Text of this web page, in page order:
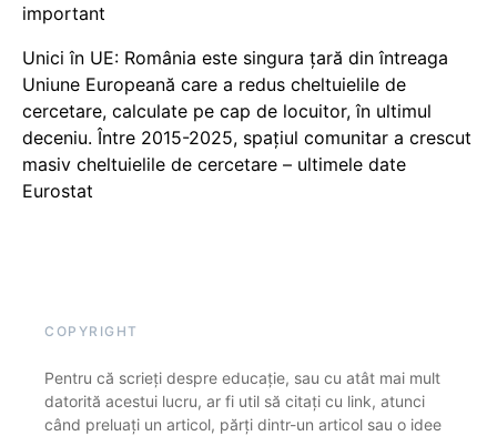
important
Unici în UE: România este singura țară din întreaga
Uniune Europeană care a redus cheltuielile de
cercetare, calculate pe cap de locuitor, în ultimul
deceniu. Între 2015-2025, spațiul comunitar a crescut
masiv cheltuielile de cercetare – ultimele date
Eurostat
COPYRIGHT
Pentru că scrieți despre educație, sau cu atât mai mult
datorită acestui lucru, ar fi util să citați cu link, atunci
când preluați un articol, părți dintr-un articol sau o idee